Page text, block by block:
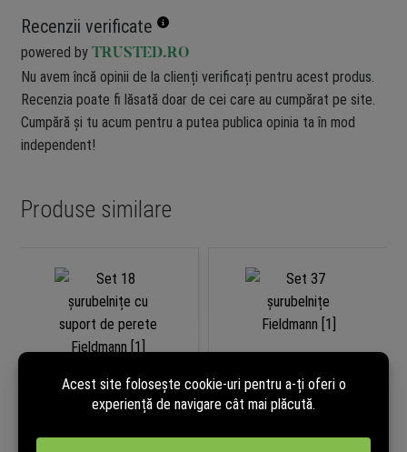
Recenzii verificate
powered by TRUSTED.RO
Nu avem încă opinii de la clienți verificați pentru acest produs.
Recenzia poate fi lăsată doar de cei care au cumpărat pe site.
Cumpără și tu acum pentru a putea publica opinia ta în mod
independent!
Produse similare
Set 18 șurubelnițe cu suport de
Set 37 șurubelnițe Fieldmann